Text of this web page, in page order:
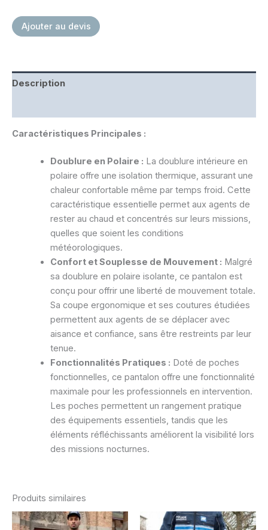
Police
Municipale
Ajouter au devis
Description
Caractéristiques Principales :
Doublure en Polaire : La doublure intérieure en
polaire offre une isolation thermique, assurant une
chaleur confortable même par temps froid. Cette
caractéristique essentielle permet aux agents de
rester au chaud et concentrés sur leurs missions,
quelles que soient les conditions
météorologiques.
Confort et Souplesse de Mouvement : Malgré
sa doublure en polaire isolante, ce pantalon est
conçu pour offrir une liberté de mouvement totale.
Sa coupe ergonomique et ses coutures étudiées
permettent aux agents de se déplacer avec
aisance et confiance, sans être restreints par leur
tenue.
Fonctionnalités Pratiques : Doté de poches
fonctionnelles, ce pantalon offre une fonctionnalité
maximale pour les professionnels en intervention.
Les poches permettent un rangement pratique
des équipements essentiels, tandis que les
éléments réfléchissants améliorent la visibilité lors
des missions nocturnes.
Produits similaires